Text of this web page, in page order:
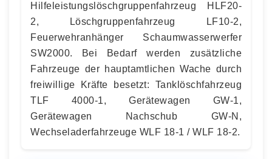
Hilfeleistungslöschgruppenfahrzeug HLF20-
2, Löschgruppenfahrzeug LF10-2,
Feuerwehranhänger Schaumwasserwerfer
SW2000. Bei Bedarf werden zusätzliche
Fahrzeuge der hauptamtlichen Wache durch
freiwillige Kräfte besetzt: Tanklöschfahrzeug
TLF 4000-1, Gerätewagen GW-1,
Gerätewagen Nachschub GW-N,
Wechseladerfahrzeuge WLF 18-1 / WLF 18-2.